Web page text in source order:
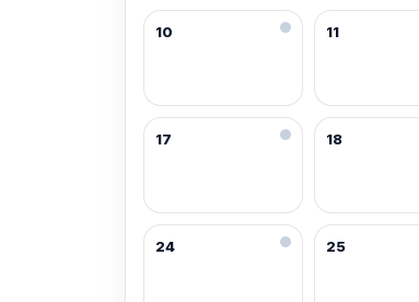
10 11
17 18
24 25